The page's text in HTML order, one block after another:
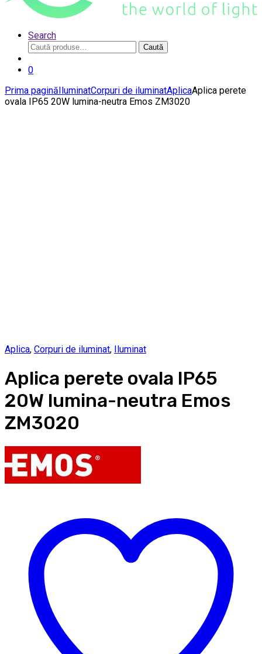
Search
Caută
după:
Caută
0
Prima paginăIluminatCorpuri de iluminatAplicaAplica perete
ovala IP65 20W lumina-neutra Emos ZM3020
Aplica, Corpuri de iluminat, Iluminat
Aplica perete ovala IP65
20W lumina-neutra Emos
ZM3020